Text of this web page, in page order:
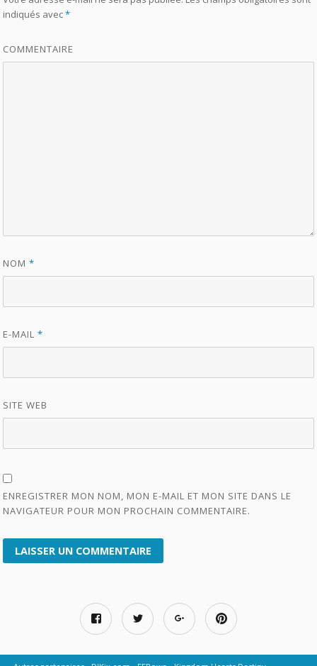
indiqués avec*
COMMENTAIRE
NOM*
E-MAIL*
SITE WEB
ENREGISTRER MON NOM, MON E-MAIL ET MON SITE DANS LE
NAVIGATEUR POUR MON PROCHAIN COMMENTAIRE.